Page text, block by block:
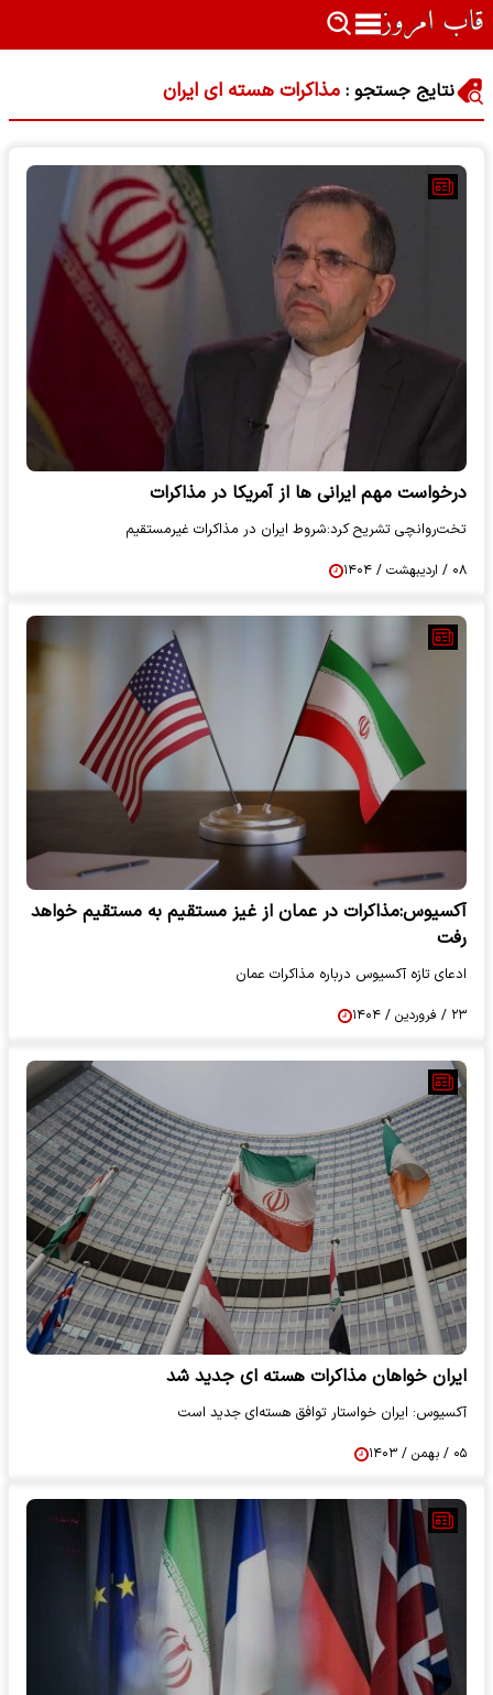
نتایج جستجو : مذاکرات هسته ای ایران
درخواست مهم ایرانی ها از آمریکا در مذاکرات
تخت‌روانچی تشریح کرد:شروط ایران در مذاکرات غیرمستقیم
۰۸ / اردیبهشت / ۱۴۰۴
آکسیوس:مذاکرات در عمان از غیز مستقیم به مستقیم خواهد
رفت
ادعای تازه آکسیوس درباره مذاکرات عمان
۲۳ / فروردین / ۱۴۰۴
ایران خواهان مذاکرات هسته ای جدید شد
آکسیوس: ایران خواستار توافق هسته‌ای جدید است
۰۵ / بهمن / ۱۴۰۳